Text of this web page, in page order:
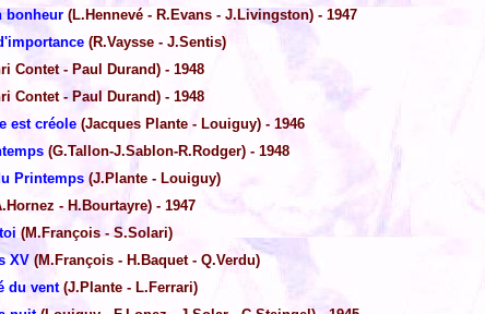
bonheur(L.Hennevé - R.Evans - J.Livingston) - 1947
(R.Vaysse - J.Sentis)
Contet - Paul Durand) - 1948
Contet - Paul Durand) - 1948
est créole (Jacques Plante - Louiguy) - 1946
(G.Tallon-J.Sablon-R.Rodger) - 1948
Printemps(J.Plante - Louiguy)
- H.Bourtayre) - 1947
(M.François - S.Solari)
XV(M.François - H.Baquet - Q.Verdu)
du vent(J.Plante - L.Ferrari)